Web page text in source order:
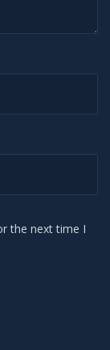
the next time I